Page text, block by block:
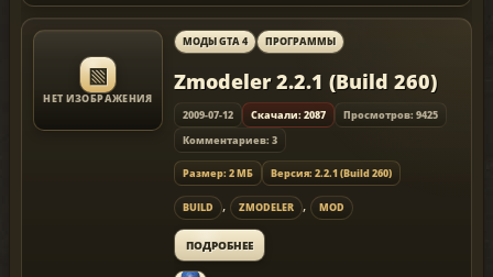
▧
НЕТ ИЗОБРАЖЕНИЯ
МОДЫ GTA 4 ПРОГРАММЫ
Zmodeler 2.2.1 (Build 260)
2009-07-12 Скачали: 2087
Просмотров: 9425
Комментариев: 3
Размер: 2 МБ Версия: 2.2.1 (Build 260)
BUILD , ZMODELER , MOD
ПОДРОБНЕЕ